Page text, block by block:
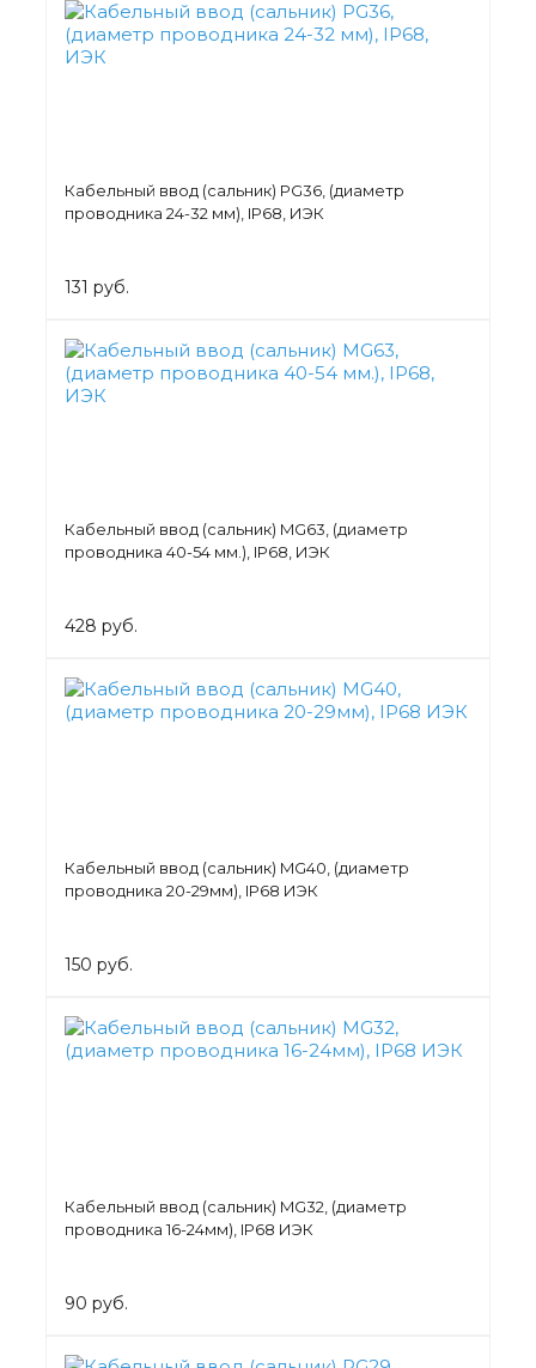
Кабельный ввод (сальник) PG36, (диаметр
проводника 24-32 мм), IP68, ИЭК
131 руб.
Кабельный ввод (сальник) MG63, (диаметр
проводника 40-54 мм.), IP68, ИЭК
428 руб.
Кабельный ввод (сальник) MG40, (диаметр
проводника 20-29мм), IP68 ИЭК
150 руб.
Кабельный ввод (сальник) MG32, (диаметр
проводника 16-24мм), IP68 ИЭК
90 руб.